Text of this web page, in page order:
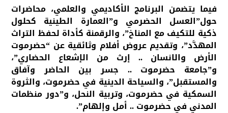
فيما يتضمن البرنامج الأكاديمي والعلمي، محاضرات
حول”العسل الحضرمي و”العمارة الطينية كحلول
ذكية للتكيف مع المناخ”، والرقمنة كأداة لحفظ التراث
المهدَّد”، وتقديم عروض أفلام وثائقية عن “حضرموت
الأرض والانسان .. إرث من الإشعاع الحضاري”،
و”جامعة حضرموت .. جسر بين الحاضر وآفاق
والمستقبل”، والسياحة الدينية في حضرموت، والثروة
السمكية في حضرموت، وتربية النحل، و”دور منظمات
المدني في حضرموت .. أمل وإلهام”.